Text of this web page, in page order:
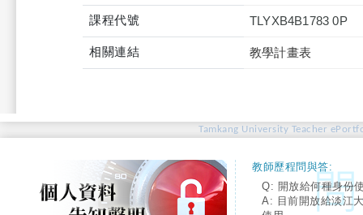
課程代號 TLYXB4B1783 0P
相關連結 教學計畫表
Tamkang University Teacher
教師歷程問與答:
Q: 開放給何種身份
A: 目前開放給淡江